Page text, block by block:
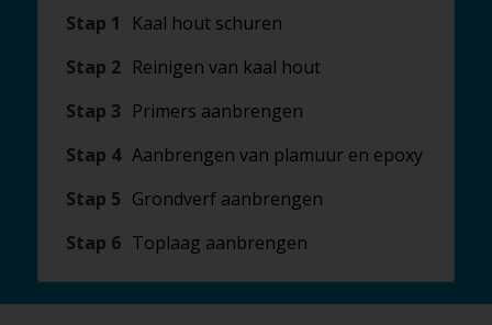
Stap 1
Kaal hout schuren
Stap 2 Reinigen van kaal hout
Stap 3 Primers aanbrengen
Stap 4 Aanbrengen van plamuur en epoxy
Stap 5 Grondverf aanbrengen
Stap 6 Toplaag aanbrengen